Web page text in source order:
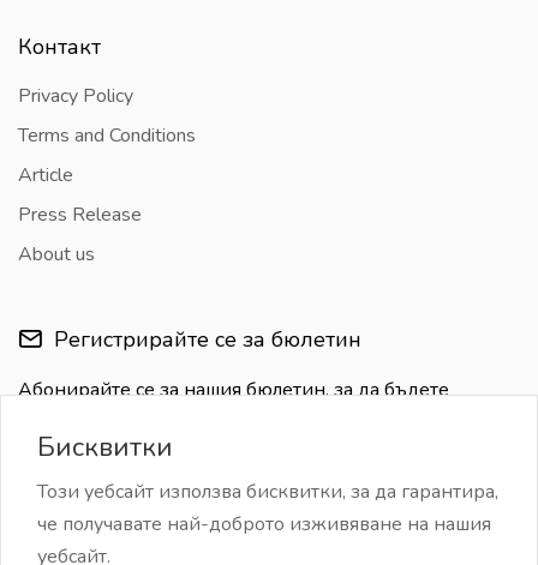
Контакт
Privacy Policy
Terms and Conditions
Article
Press Release
About us
Регистрирайте се за бюлетин
Абонирайте се за нашия бюлетин, за да бъдете
Бисквитки
Този уебсайт използва бисквитки, за да гарантира,
че получавате най-доброто изживяване на нашия
уебсайт.